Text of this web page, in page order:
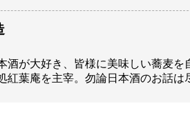
酒が大好き、皆様に美味しい蕎麦を
紅葉庵を主宰。勿論日本酒のお話は